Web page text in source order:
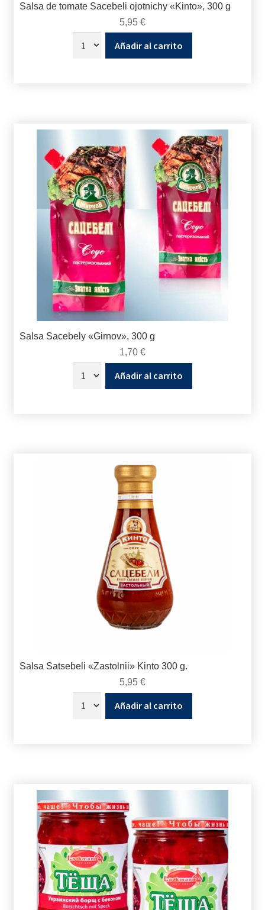
Salsa de tomate Sacebeli ojotnichy «Kinto», 300 g
5,95 €
Añadir al carrito
Salsa Sacebely «Girnov», 300 g
1,70 €
Añadir al carrito
Salsa Satsebeli «Zastolnii» Kinto 300 g.
5,95 €
Añadir al carrito